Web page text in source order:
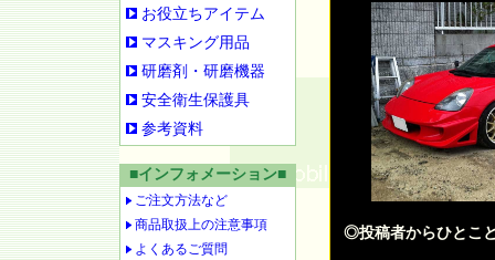
お役立ちアイテム
マスキング用品
研磨剤・研磨機器
安全衛生保護具
参考資料
■インフォメーション■
ご注文方法など
商品取扱上の注意事項
よくあるご質問
◎投稿者からひとこ